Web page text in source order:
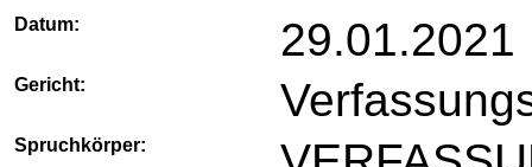
Datum: 29.01.2021
Gericht:
Spruchkörper: